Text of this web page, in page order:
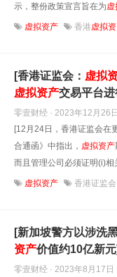
示，整份政策宣言旨在为虚
虚拟资产 香港虚拟
[香港证监会： 虚拟
虚拟资产交易平台进
零壹财经 · 2023年12月26日
[12月24日，香港证监会在
合通函》中指出， 虚拟资产
而且管理公司必须证明(i)相
虚拟资产 香港证监会
[新加坡警方以涉洗
资产价值约10亿新
零壹财经 · 2023年8月17日